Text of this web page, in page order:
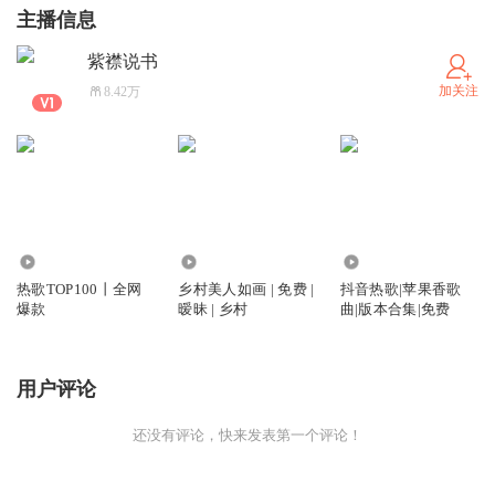
主播信息
紫襟说书
8.42万 加关注
热歌TOP100丨全网
爆款
乡村美人如画 | 免费 |
暧昧 | 乡村
抖音热歌|苹果香歌
曲|版本合集|免费
用户评论
还没有评论，快来发表第一个评论！